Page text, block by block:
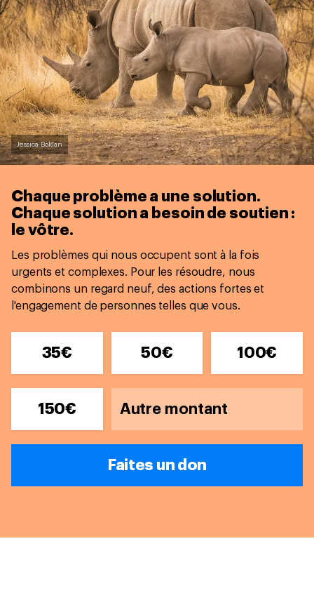
Jessica Boklan
Chaque problème a une solution.
Chaque solution a besoin de soutien :
le vôtre.
Les problèmes qui nous occupent sont à la fois
urgents et complexes. Pour les résoudre, nous
combinons un regard neuf, des actions fortes et
l'engagement de personnes telles que vous.
35€ 50€ 100€
150€
Faites un don